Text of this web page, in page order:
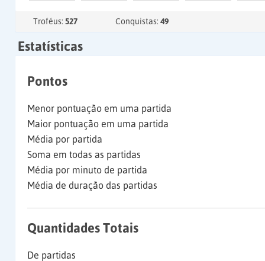
Troféus: 527 Conquistas: 49
Estatísticas
Pontos
Menor pontuação em uma partida
Maior pontuação em uma partida
Média por partida
Soma em todas as partidas
Média por minuto de partida
Média de duração das partidas
Quantidades Totais
De partidas